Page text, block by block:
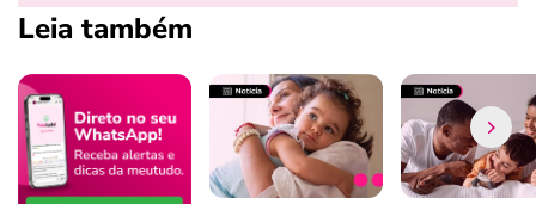
Leia também